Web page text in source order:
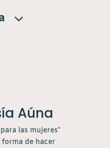
Aúna
las mujeres*
de hacer